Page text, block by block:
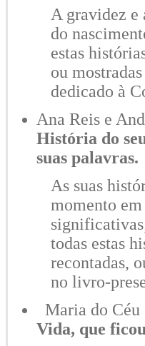
A gravidez e
do
estas
ou
dedicado à
Ana Reis e
História do
suas palavras.
As suas
momento
todas estas
recontadas,
no livro-
Maria do Céu
Vida, que